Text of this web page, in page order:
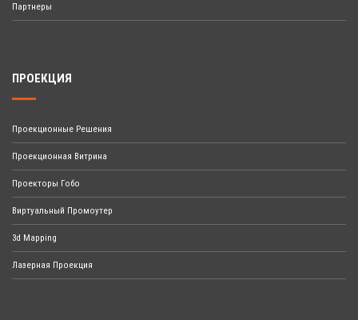
Партнеры
ПРОЕКЦИЯ
Проекционные Решения
Проекционная Витрина
Проекторы Гобо
Виртуальный Промоутер
3d Mapping
Лазерная Проекция